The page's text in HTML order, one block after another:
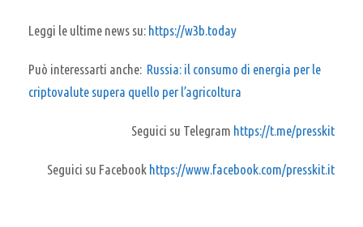
Leggi le ultime news su: https://w3b.today
Può interessarti anche: Russia: il consumo di energia per le
criptovalute supera quello per l’agricoltura
Seguici su Telegram https://t.me/presskit
Seguici su Facebook https://www.facebook.com/presskit.it